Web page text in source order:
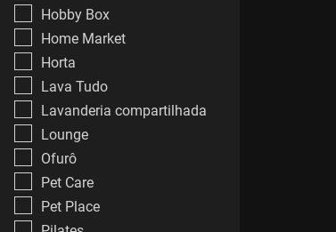
Hobby Box
Home Market
Horta
Lava Tudo
Lavanderia compartilhada
Lounge
Ofurô
Pet Care
Pet Place